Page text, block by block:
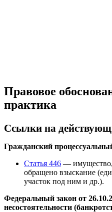
Правовое
практика
Ссылки на
Гражданский
Статья 446 — имущество,
обращено взыскание
участок под ним и др.).
Федеральный закон от
несостоятельности